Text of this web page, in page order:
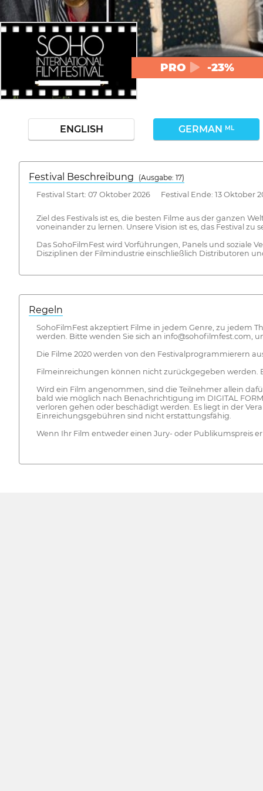
PRO -23%
ENGLISH GERMAN ML
Festival Beschreibung
(Ausgabe: 17)
Festival Start: 07 Oktober 2026 Festival Ende: 13 Oktober
Ziel des Festivals ist es, die besten Filme aus der ganzen
voneinander zu lernen. Unsere Vision ist es, das Festival
Das SohoFilmFest wird Vorführungen, Panels und
Disziplinen der Filmindustrie einschließlich Distributoren
Regeln
SohoFilmFest akzeptiert Filme in jedem Genre, zu jedem
werden. Bitte wenden Sie sich an
Die Filme 2020 werden von den Festivalprogrammierern
Filmeinreichungen können nicht zurückgegeben werden.
Wird ein Film angenommen, sind die Teilnehmer allein
bald wie möglich nach Benachrichtigung im DIGITAL
verloren gehen oder beschädigt werden. Es liegt in der
Einreichungsgebühren sind nicht erstattungsfähig.
Wenn Ihr Film entweder einen Jury- oder Publikumspreis